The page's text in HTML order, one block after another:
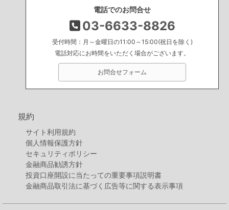
電話でのお問合せ
03-6633-8826
受付時間：月～金曜日の11:00～15:00(祝日を除く)
電話対応にお時間をいただく場合がございます。
お問合せフォーム
規約
サイト利用規約
個人情報保護方針
セキュリティポリシー
金融商品勧誘方針
投資口座開設に当たっての重要事項説明書
金融商品取引法に基づく広告等に関する表示事項